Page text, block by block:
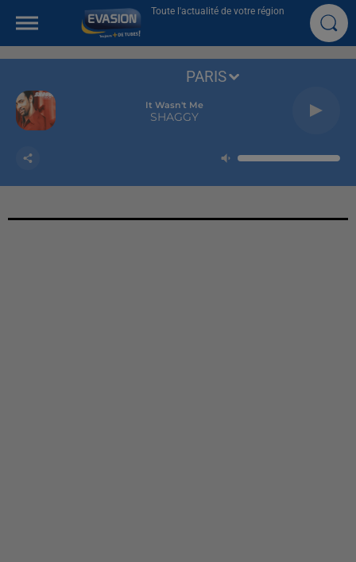
Toute l'actualité de votre région
It Wasn't Me
SHAGGY
PARIS